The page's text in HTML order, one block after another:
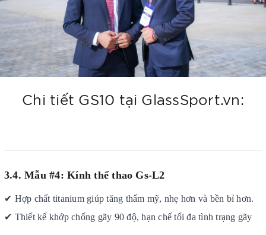
Chi tiết GS10 tại GlassSport.vn:
3.4. Mẫu #4: Kính thể thao Gs-L2
✔ Hợp chất titanium giúp tăng thẩm mỹ, nhẹ hơn và bền bỉ hơn.
✔ Thiết kế khớp chống gãy 90 độ, hạn chế tối đa tình trạng gãy